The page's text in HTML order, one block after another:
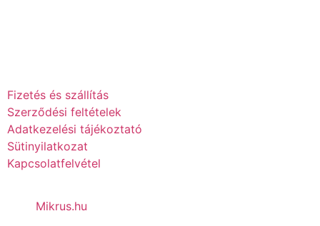
Fizetés és szállítás
Szerződési feltételek
Adatkezelési tájékoztató
Sütinyilatkozat
Kapcsolatfelvétel
Mikrus.hu